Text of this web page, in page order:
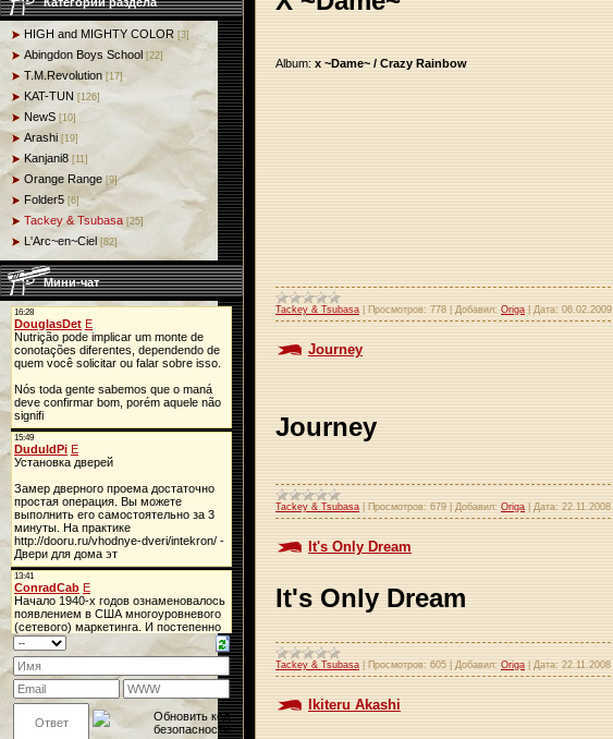
Категории раздела
HIGH and MIGHTY COLOR [3]
Abingdon Boys School [22]
T.M.Revolution [17]
KAT-TUN [126]
NewS [10]
Arashi [19]
Kanjani8 [11]
Orange Range [9]
Folder5 [6]
Tackey & Tsubasa [25]
L'Arc~en~Ciel [82]
Мини-чат
Album: x ~Dame~ / Crazy Rainbow
Tackey & Tsubasa Просмотров: 778 Добавил: Origa Дата: 06.02.2009
Journey
Journey
Tackey & Tsubasa Просмотров: 679 Добавил: Origa Дата: 22.11.2008
It's Only Dream
It's Only Dream
Tackey & Tsubasa Просмотров: 605 Добавил: Origa Дата: 22.11.2008
Ikiteru Akashi